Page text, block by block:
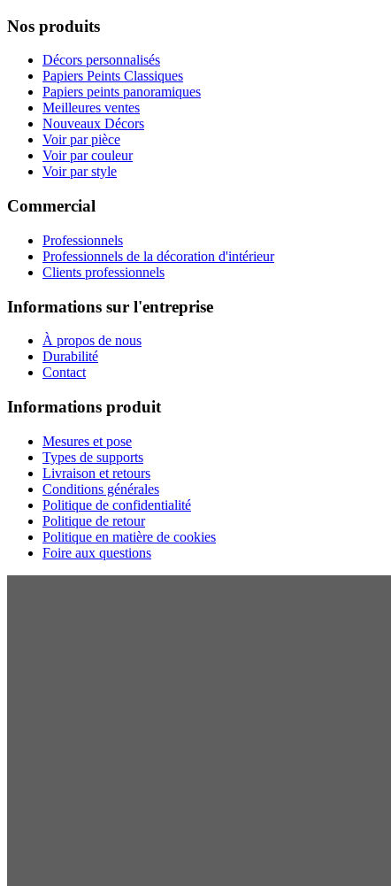
Nos produits
Décors personnalisés
Papiers Peints Classiques
Papiers peints panoramiques
Meilleures ventes
Nouveaux Décors
Voir par pièce
Voir par couleur
Voir par style
Commercial
Professionnels
Professionnels de la décoration d'intérieur
Clients professionnels
Informations sur l'entreprise
À propos de nous
Durabilité
Contact
Informations produit
Mesures et pose
Types de supports
Livraison et retours
Conditions générales
Politique de confidentialité
Politique de retour
Politique en matière de cookies
Foire aux questions